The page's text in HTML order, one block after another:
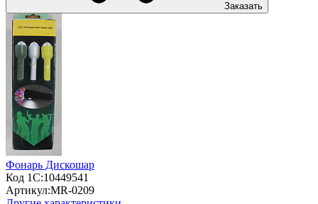
Заказать
Фонарь Дискошар
Код 1С:10449541
Артикул:MR-0209